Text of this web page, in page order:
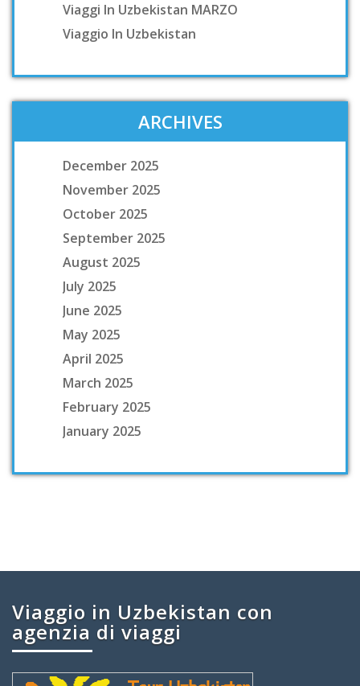
Viaggi In Uzbekistan MARZO
Viaggio In Uzbekistan
ARCHIVES
December 2025
November 2025
October 2025
September 2025
August 2025
July 2025
June 2025
May 2025
April 2025
March 2025
February 2025
January 2025
Viaggio in Uzbekistan con
agenzia di viaggi